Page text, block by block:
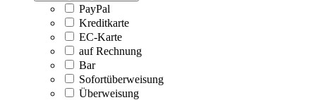
PayPal
Kreditkarte
EC-Karte
auf Rechnung
Bar
Sofortüberweisung
Überweisung